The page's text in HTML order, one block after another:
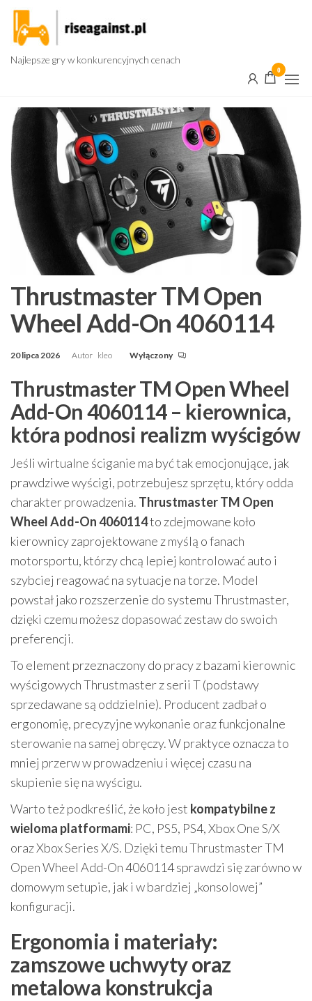
Przejdź
treści
Najlepsze gry w konkurencyjnych cenach
0
Thrustmaster TM Open
Wheel Add-On 4060114
20 lipca 2026 Autor kleo Wyłączony
Thrustmaster TM Open Wheel
Add-On 4060114 – kierownica,
która podnosi realizm wyścigów
Jeśli wirtualne ściganie ma być tak emocjonujące, jak
prawdziwe wyścigi, potrzebujesz sprzętu, który odda
charakter prowadzenia. Thrustmaster TM Open
Wheel Add-On 4060114to zdejmowane koło
kierownicy zaprojektowane z myślą o fanach
motorsportu, którzy chcą lepiej kontrolować auto i
szybciej reagować na sytuacje na torze. Model
powstał jako rozszerzenie do systemu Thrustmaster,
dzięki czemu możesz dopasować zestaw do swoich
preferencji.
To element przeznaczony do pracy z bazami kierownic
wyścigowych Thrustmaster z serii T (podstawy
sprzedawane są oddzielnie). Producent zadbał o
ergonomię, precyzyjne wykonanie oraz funkcjonalne
sterowanie na samej obręczy. W praktyce oznacza to
mniej przerw w prowadzeniu i więcej czasu na
skupienie się na wyścigu.
Warto też podkreślić, że koło jest kompatybilne z
wieloma platformami: PC, PS5, PS4, Xbox One S/X
oraz Xbox Series X/S. Dzięki temu Thrustmaster TM
Open Wheel Add-On 4060114 sprawdzi się zarówno w
domowym setupie, jak i w bardziej „konsolowej”
konfiguracji.
Ergonomia i materiały:
zamszowe uchwyty oraz
metalowa konstrukcja